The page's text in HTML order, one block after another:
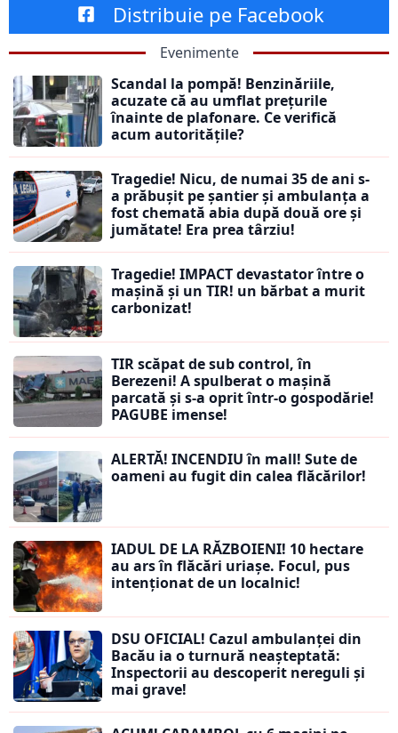
Distribuie pe Facebook
Evenimente
Scandal la pompă! Benzinăriile,
acuzate că au umflat prețurile
înainte de plafonare. Ce verifică
acum autoritățile?
Tragedie! Nicu, de numai 35 de ani s-
a prăbușit pe șantier și ambulanța a
fost chemată abia după două ore și
jumătate! Era prea târziu!
Tragedie! IMPACT devastator între o
mașină și un TIR! un bărbat a murit
carbonizat!
TIR scăpat de sub control, în
Berezeni! A spulberat o mașină
parcată și s-a oprit într-o gospodărie!
PAGUBE imense!
ALERTĂ! INCENDIU în mall! Sute de
oameni au fugit din calea flăcărilor!
IADUL DE LA RĂZBOIENI! 10 hectare
au ars în flăcări uriașe. Focul, pus
intenționat de un localnic!
DSU OFICIAL! Cazul ambulanței din
Bacău ia o turnură neașteptată:
Inspectorii au descoperit nereguli și
mai grave!